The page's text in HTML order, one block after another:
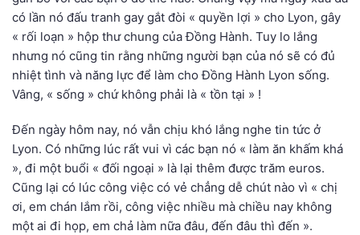
có lần nó đấu tranh gay gắt đòi « quyền lợi » cho Lyon, gây
« rối loạn » hộp thư chung của Đồng Hành. Tuy lo lắng
nhưng nó cũng tin rằng những người bạn của nó sẽ có đủ
nhiệt tình và năng lực để làm cho Đồng Hành Lyon sống.
Vâng, « sống » chứ không phải là « tồn tại » !
Đến ngày hôm nay, nó vẫn chịu khó lắng nghe tin tức ở
Lyon. Có những lúc rất vui vì các bạn nó « làm ăn khấm khá
», đi một buổi « đối ngoại » là lại thêm được trăm euros.
Cũng lại có lúc công việc có vẻ chẳng dễ chút nào vì « chị
ơi, em chán lắm rồi, công việc nhiều mà chiều nay không
một ai đi họp, em chả làm nữa đâu, đến đâu thì đến ».